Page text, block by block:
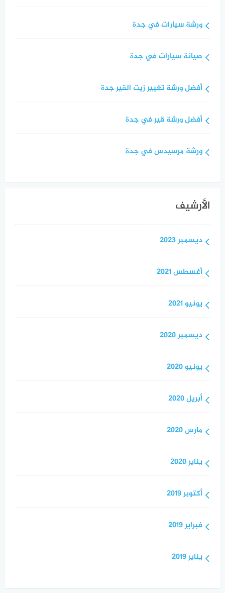
ورشة سيارات في جدة
صيانة سيارات في جدة
أفضل ورشة تغيير زيت القير جدة
أفضل ورشة قير في جدة
ورشة مرسيدس في جدة
الأرشيف
ديسمبر 2023
أغسطس 2021
يونيو 2021
ديسمبر 2020
يونيو 2020
أبريل 2020
مارس 2020
يناير 2020
أكتوبر 2019
فبراير 2019
يناير 2019